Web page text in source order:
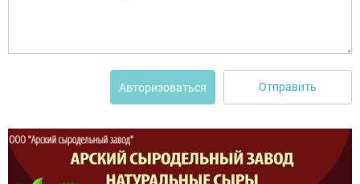
Авторизоваться Отправить